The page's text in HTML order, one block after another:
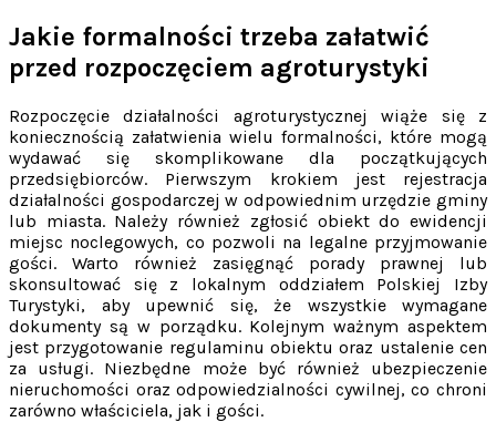
Jakie formalności trzeba załatwić
przed rozpoczęciem agroturystyki
Rozpoczęcie działalności agroturystycznej wiąże się z
koniecznością załatwienia wielu formalności, które mogą
wydawać się skomplikowane dla początkujących
przedsiębiorców. Pierwszym krokiem jest rejestracja
działalności gospodarczej w odpowiednim urzędzie gminy
lub miasta. Należy również zgłosić obiekt do ewidencji
miejsc noclegowych, co pozwoli na legalne przyjmowanie
gości. Warto również zasięgnąć porady prawnej lub
skonsultować się z lokalnym oddziałem Polskiej Izby
Turystyki, aby upewnić się, że wszystkie wymagane
dokumenty są w porządku. Kolejnym ważnym aspektem
jest przygotowanie regulaminu obiektu oraz ustalenie cen
za usługi. Niezbędne może być również ubezpieczenie
nieruchomości oraz odpowiedzialności cywilnej, co chroni
zarówno właściciela, jak i gości.